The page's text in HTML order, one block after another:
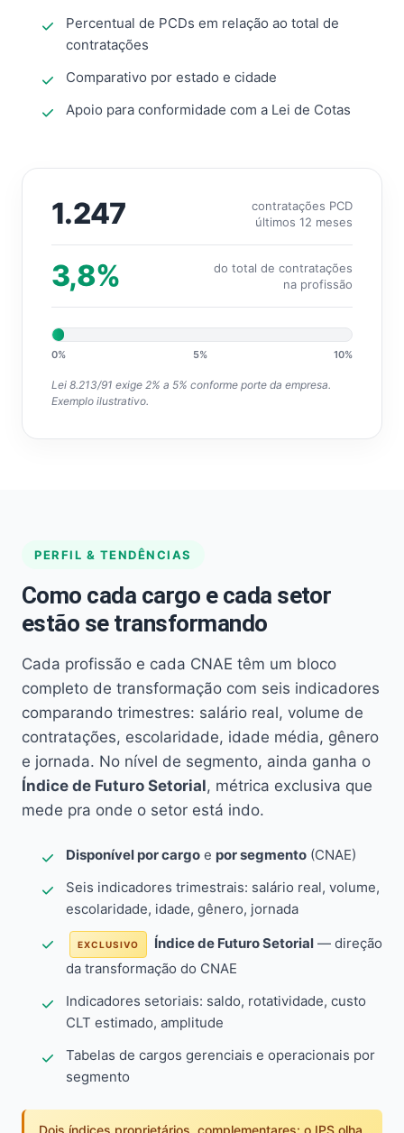
Percentual de PCDs em relação ao total de
contratações
Comparativo por estado e cidade
Apoio para conformidade com a Lei de Cotas
1.247
contratações PCD
últimos 12 meses
3,8%
do total de contratações
na profissão
0% 5% 10%
Lei 8.213/91 exige 2% a 5% conforme porte da empresa.
Exemplo ilustrativo.
PERFIL & TENDÊNCIAS
Como cada cargo e cada setor
estão se transformando
Cada profissão e cada CNAE têm um bloco
completo de transformação com seis indicadores
comparando trimestres: salário real, volume de
contratações, escolaridade, idade média, gênero
e jornada. No nível de segmento, ainda ganha o
Índice de Futuro Setorial, métrica exclusiva que
mede pra onde o setor está indo.
Disponível por cargo e por segmento (CNAE)
Seis indicadores trimestrais: salário real, volume,
escolaridade, idade, gênero, jornada
EXCLUSIVO Índice de Futuro Setorial — direção
da transformação do CNAE
Indicadores setoriais: saldo, rotatividade, custo
CLT estimado, amplitude
Tabelas de cargos gerenciais e operacionais por
segmento
Dois índices proprietários, complementares: o IPS olha